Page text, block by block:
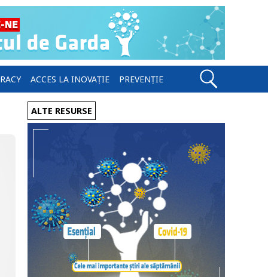
ACCES LA INOVAȚIE PREVENȚIE
ALTE RESURSE